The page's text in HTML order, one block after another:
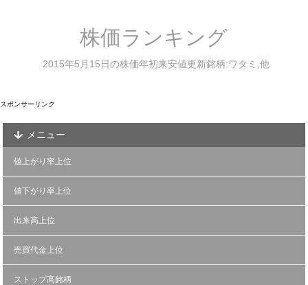
株価ランキング
2015年5月15日の株価年初来安値更新銘柄:ワタミ,他
スポンサーリンク
メニュー
値上がり率上位
値下がり率上位
出来高上位
売買代金上位
ストップ高銘柄